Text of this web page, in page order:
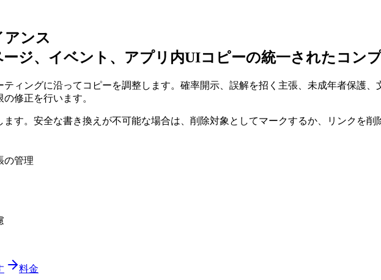
アンス
ジ、イベント、アプリ内UIコピーの統一されたコン
ィングに沿ってコピーを調整します。確率開示、誤解を招く主張、未成年者保護
修正を行います。
す。安全な書き換えが不可能な場合は、削除対象としてマークするか、リンクを削
の管理
料金